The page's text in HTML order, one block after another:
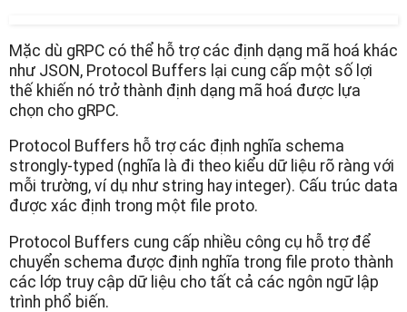
Mặc dù gRPC có thể hỗ trợ các định dạng mã hoá khác
như JSON, Protocol Buffers lại cung cấp một số lợi
thế khiến nó trở thành định dạng mã hoá được lựa
chọn cho gRPC.
Protocol Buffers hỗ trợ các định nghĩa schema
strongly-typed (nghĩa là đi theo kiểu dữ liệu rõ ràng với
mỗi trường, ví dụ như string hay integer). Cấu trúc data
được xác định trong một file proto.
Protocol Buffers cung cấp nhiều công cụ hỗ trợ để
chuyển schema được định nghĩa trong file proto thành
các lớp truy cập dữ liệu cho tất cả các ngôn ngữ lập
trình phổ biến.